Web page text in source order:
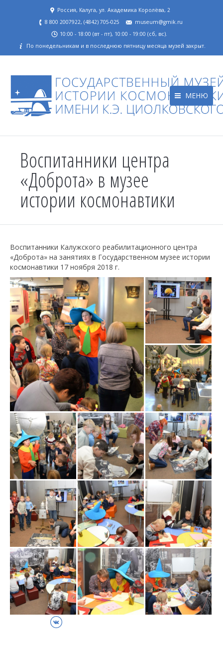
Россия, Калуга, ул. Академика Королёва, 2
8 800 2007922, (4842) 705-025
museum@gmik.ru
10:00 - 18:00 (вт - пт), 10:00 - 19:00 (сб, вс).
По понедельникам и в последнюю пятницу месяца музей закрыт.
МЕНЮ
Воспитанники центра
«Доброта» в музее
истории космонавтики
Воспитанники Калужского реабилитационного центра
«Доброта» на занятиях в Государственном музее истории
космонавтики 17 ноября 2018 г.
ВКонтакте